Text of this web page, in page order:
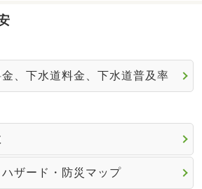
、下水道料金、下水道普及率
ザード・防災マップ